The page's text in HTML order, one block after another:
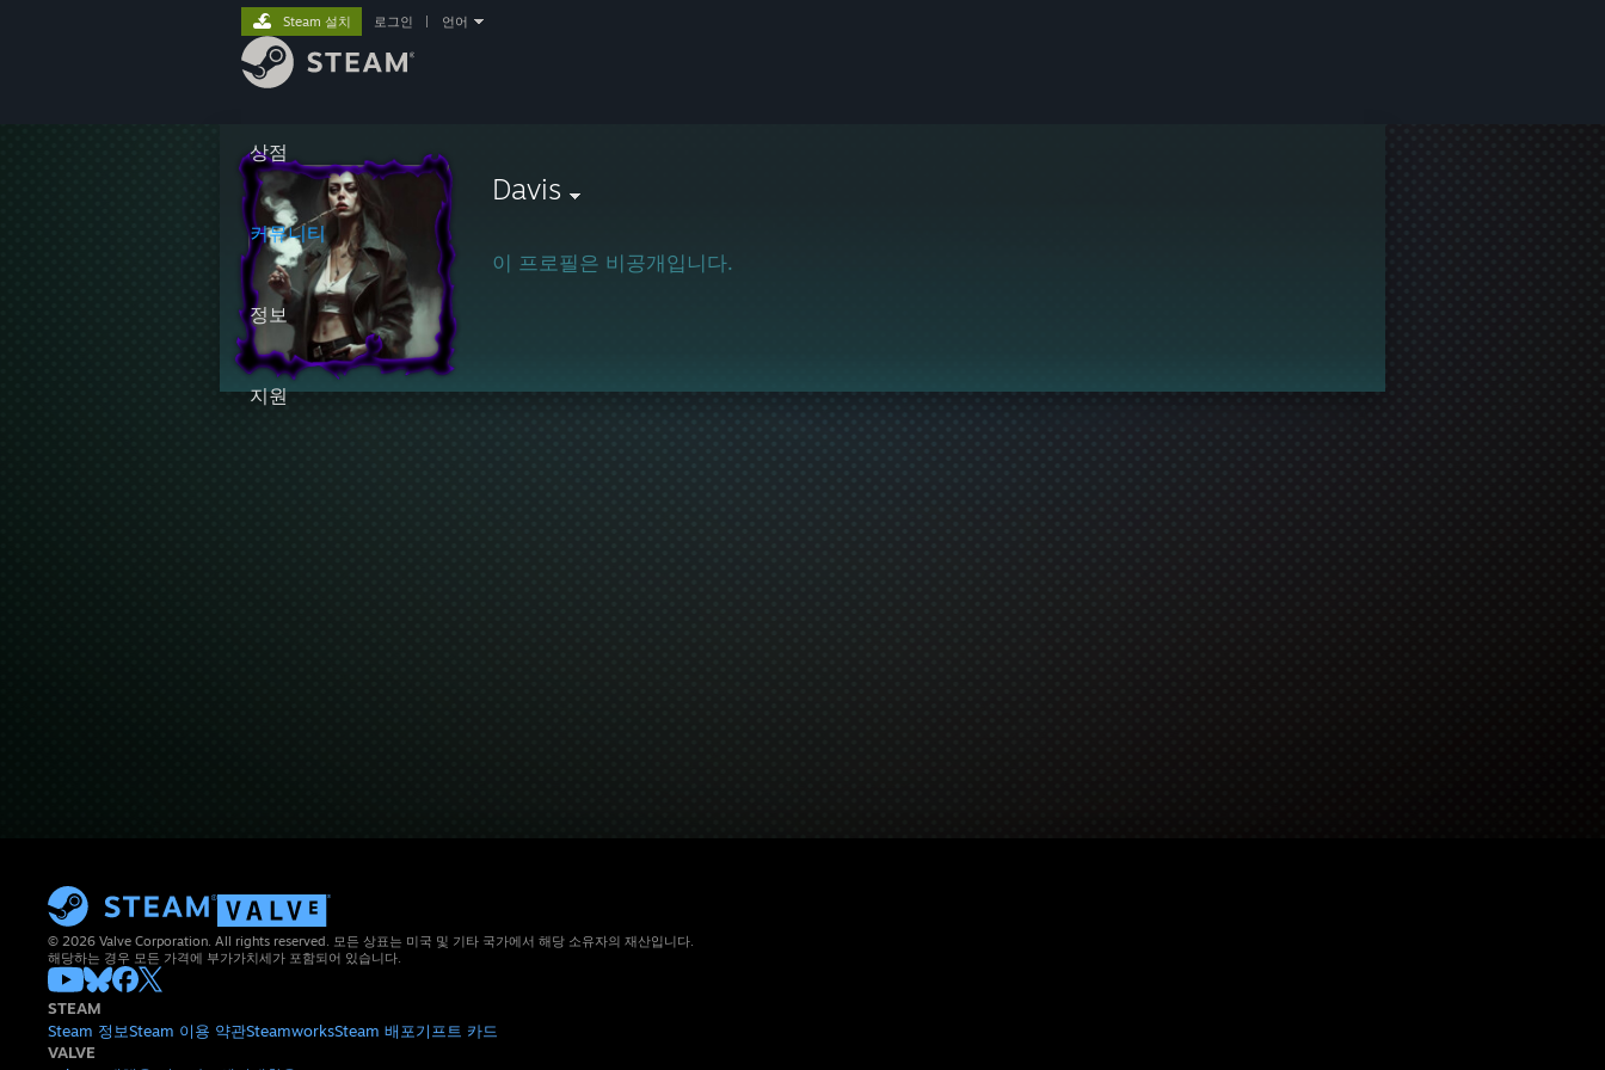
상점
커뮤니티
정보
지원
Steam 설치 로그인 언어
Davis
이 프로필은 비공개입니다.
© 2026 Valve Corporation. All rights reserved. 모든 상표는 미국 및 기타 국가에서 해당 소유자의 재산입니다.
해당하는 경우 모든 가격에 부가가치세가 포함되어 있습니다.
STEAM
Steam 정보Steam 이용 약관SteamworksSteam 배포기프트 카드
VALVE